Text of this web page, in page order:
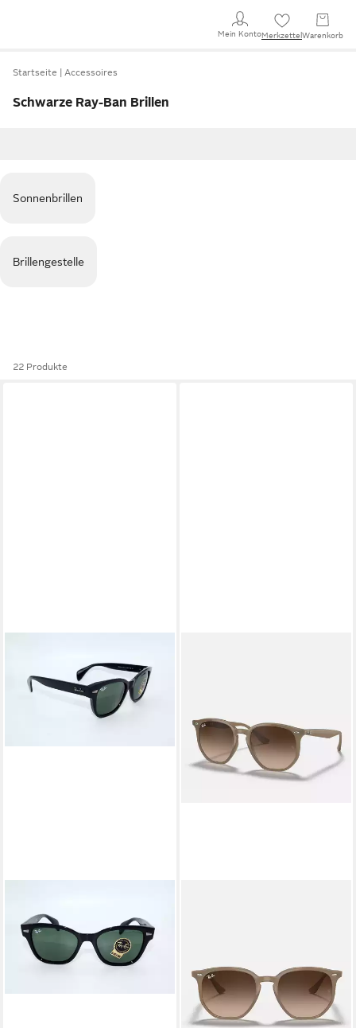
Mein KontoMerkzettel Warenkorb
Startseite Accessoires
Schwarze Ray-Ban Brillen
Sonnenbrillen
Brillengestelle
22 Produkte